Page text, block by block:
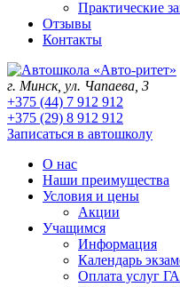
Практические
Отзывы
Контакты
г. Минск, ул. Чапаева, 3
+375 (44) 7 912 912
+375 (29) 8 912 912
Записаться в автошколу
О нас
Наши преимущества
Условия и цены
Акции
Учащимся
Информация
Календарь
Оплата услуг